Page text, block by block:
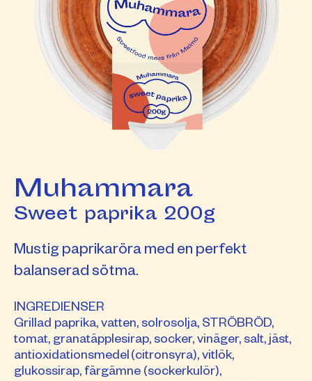
Muhammara
Sweet paprika 200g
Mustig paprikaröra med en perfekt
balanserad sötma.
INGREDIENSER
Grillad paprika, vatten, solrosolja, STRÖBRÖD,
tomat, granatäpplesirap, socker, vinäger, salt, jäst,
antioxidationsmedel (citronsyra), vitlök,
glukossirap, färgämne (sockerkulör),